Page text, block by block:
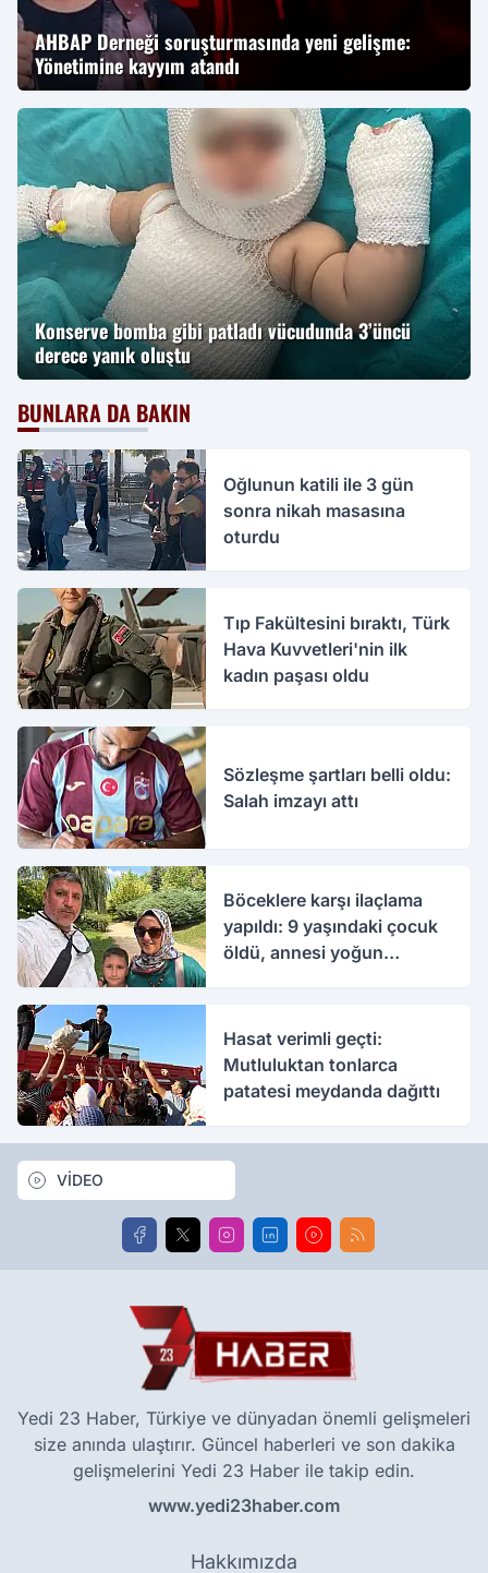
AHBAP Derneği soruşturmasında yeni gelişme:
Yönetimine kayyım atandı
Konserve bomba gibi patladı vücudunda 3’üncü
derece yanık oluştu
BUNLARA DA BAKIN
Oğlunun katili ile 3 gün
sonra nikah masasına
oturdu
Tıp Fakültesini bıraktı, Türk
Hava Kuvvetleri'nin ilk
kadın paşası oldu
Sözleşme şartları belli oldu:
Salah imzayı attı
Böceklere karşı ilaçlama
yapıldı: 9 yaşındaki çocuk
öldü, annesi yoğun
Hasat verimli geçti:
Mutluluktan tonlarca
patatesi meydanda dağıttı
VİDEO
Yedi 23 Haber, Türkiye ve dünyadan önemli gelişmeleri
size anında ulaştırır. Güncel haberleri ve son dakika
gelişmelerini Yedi 23 Haber ile takip edin.
www.yedi23haber.com
Hakkımızda